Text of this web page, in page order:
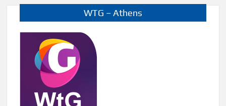
WTG – Athens